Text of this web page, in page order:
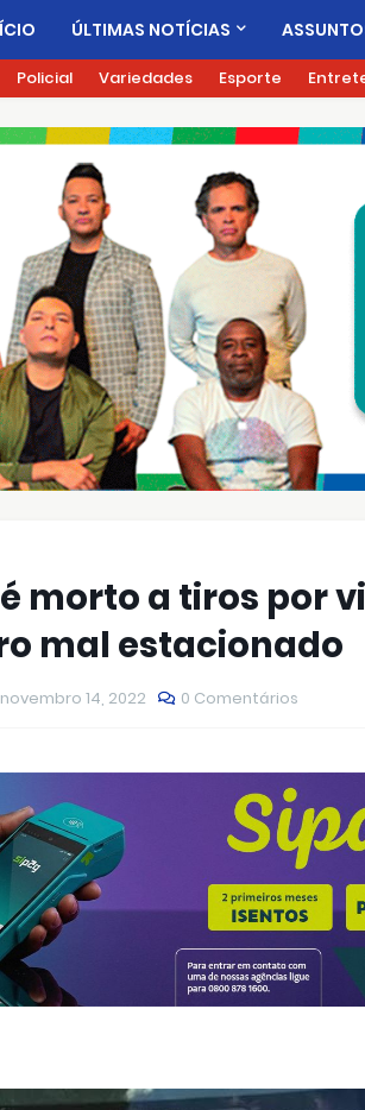
ÚLTIMAS NOTÍCIAS
Policial Variedades Esporte
morto a tiros por
mal estacionado
14, 2022 0 Comentários